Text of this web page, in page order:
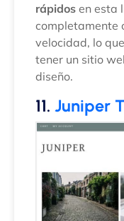
rápidos en esta
completamente
velocidad, lo
tener un sitio
diseño.
11. Juniper